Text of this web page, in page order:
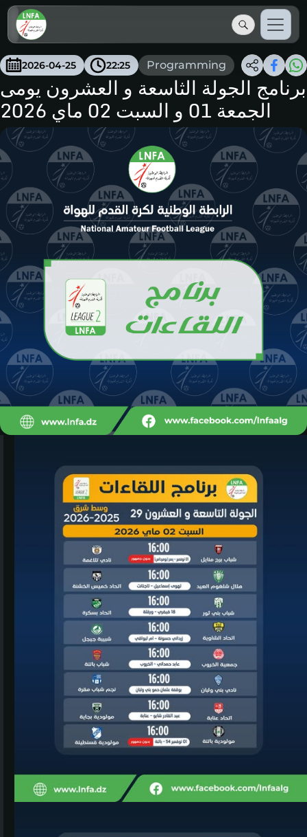
2026-04-25 22:25 Programming
برنامج الجولة الثاسعة و العشرون يومى
الجمعة 01 و السبت 02 ماي 2026